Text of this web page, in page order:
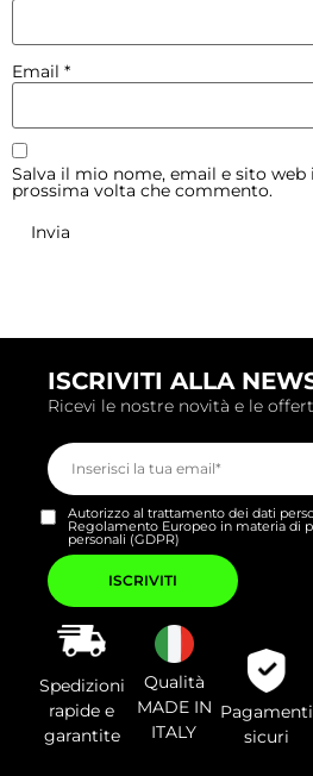
Email *
Salva il mio nome, email e sito
prossima volta che commento.
ISCRIVITI ALLA
Ricevi le nostre novità e le
Autorizzo al trattamento dei dati
Regolamento Europeo in materia di
personali (GDPR)
Si
prega
di
lasciare
vuoto
questo
campo.
Spedizioni
rapide e
garantite
Qualità
MADE IN
ITALY
Pagamenti
sicuri